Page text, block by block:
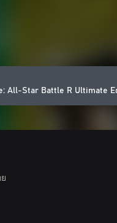
All-Star Battle R Ultimate